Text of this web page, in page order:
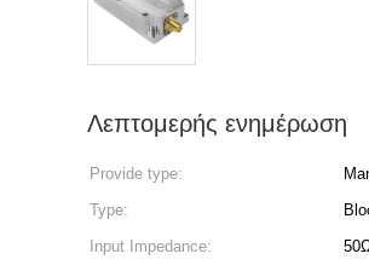
Λεπτομερής ενημέρωση
Provide type:
Type:
Input Impedance: